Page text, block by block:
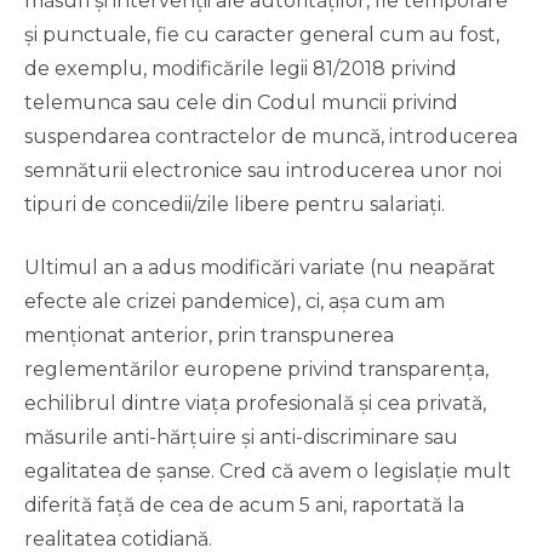
și punctuale, fie cu caracter general cum au fost,
de exemplu, modificările legii 81/2018 privind
telemunca sau cele din Codul muncii privind
suspendarea contractelor de muncă, introducerea
semnăturii electronice sau introducerea unor noi
tipuri de concedii/zile libere pentru salariați.
Ultimul an a adus modificări variate (nu neapărat
efecte ale crizei pandemice), ci, așa cum am
menționat anterior, prin transpunerea
reglementărilor europene privind transparența,
echilibrul dintre viața profesională și cea privată,
măsurile anti-hărțuire și anti-discriminare sau
egalitatea de șanse. Cred că avem o legislație mult
diferită față de cea de acum 5 ani, raportată la
realitatea cotidiană.